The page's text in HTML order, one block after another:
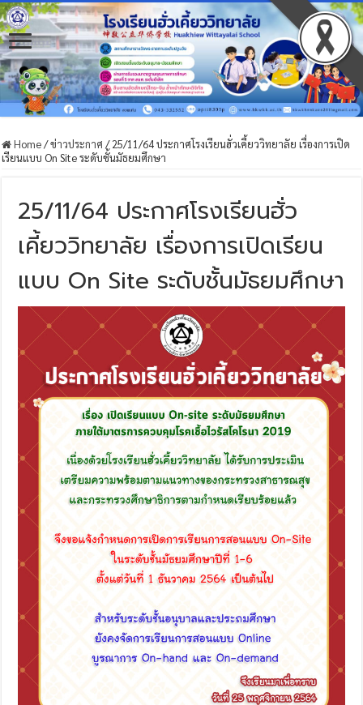
Home/ข่าวประกาศ / 25/11/64 ประกาศโรงเรียนฮั่วเคี้ยววิทยาลัย เรื่องการเปิด
เรียนแบบ On Site ระดับชั้นมัธยมศึกษา
25/11/64 ประกาศโรงเรียนฮั่ว
เคี้ยววิทยาลัย เรื่องการเปิดเรียน
แบบ On Site ระดับชั้นมัธยมศึกษา